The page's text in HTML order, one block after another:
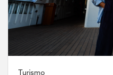
Turismo